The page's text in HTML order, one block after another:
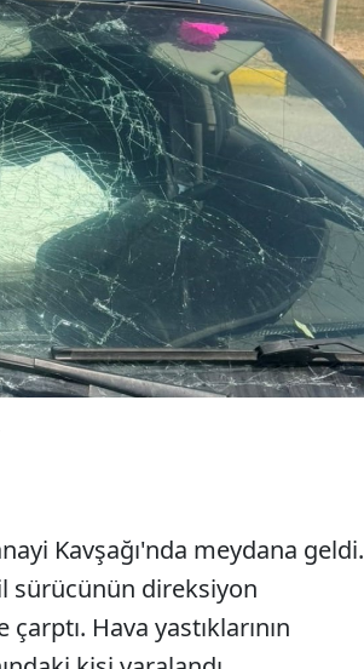
Kavşağı'nda meydana geldi.
sürücünün direksiyon
Hava yastıklarının